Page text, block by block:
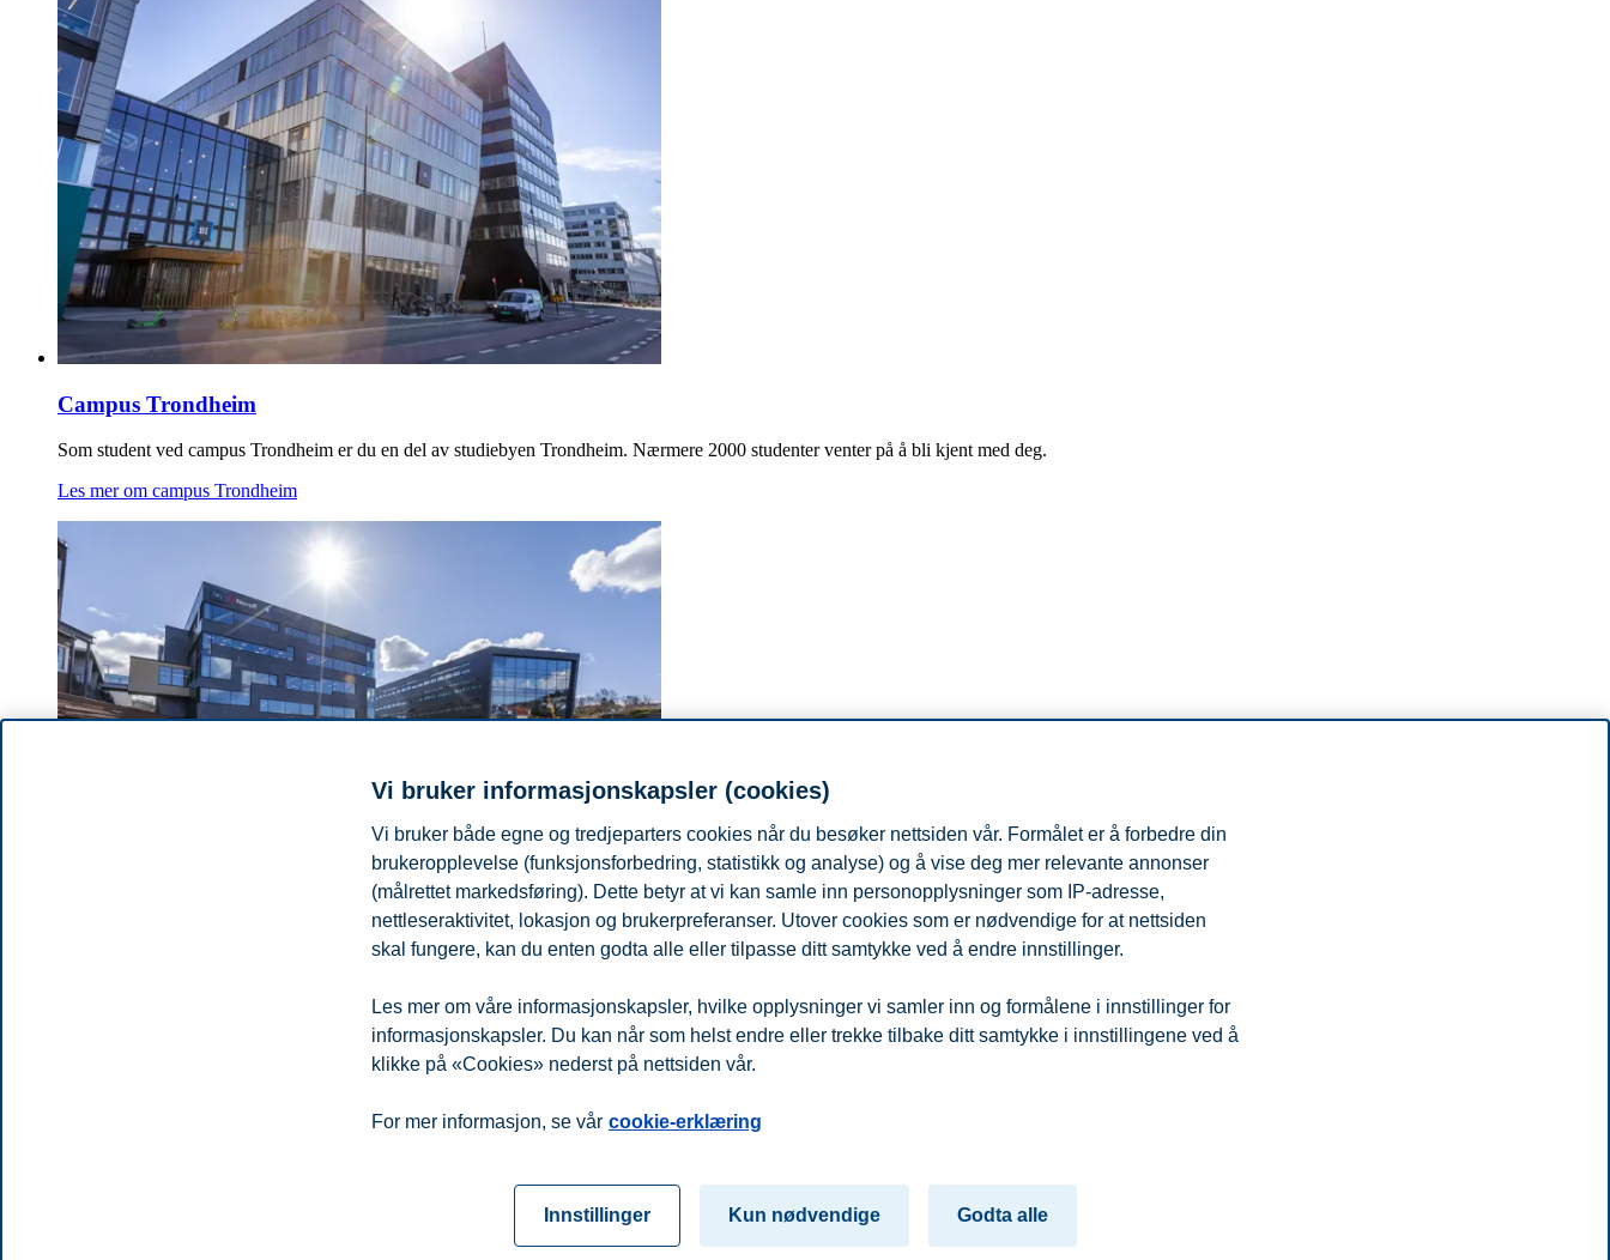
Campus Trondheim
Som student ved campus Trondheim er du en del av studiebyen Trondheim. Nærmere 2000 studenter venter på å bli kjent med deg.
Les mer om campus Trondheim
På vår campus i Stavanger tilbringer omlag 700 studenter tilværelsen i moderne undervisningsrom og på hyggelige leseplasser.
Vi bruker informasjonskapsler (cookies)
Vi bruker både egne og tredjeparters cookies når du besøker nettsiden vår. Formålet er å forbedre din
brukeropplevelse (funksjonsforbedring, statistikk og analyse) og å vise deg mer relevante annonser
(målrettet markedsføring). Dette betyr at vi kan samle inn personopplysninger som IP-adresse,
nettleseraktivitet, lokasjon og brukerpreferanser. Utover cookies som er nødvendige for at nettsiden
skal fungere, kan du enten godta alle eller tilpasse ditt samtykke ved å endre innstillinger.
Les mer om våre informasjonskapsler, hvilke opplysninger vi samler inn og formålene i innstillinger for
informasjonskapsler. Du kan når som helst endre eller trekke tilbake ditt samtykke i innstillingene ved å
klikke på «Cookies» nederst på nettsiden vår.
For mer informasjon, se vår cookie-erklæring
Innstillinger Kun nødvendige Godta alle